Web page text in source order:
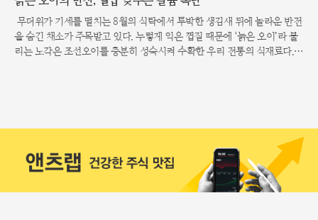
무더위가 기세를 떨치는 8월의 식탁에서 투박한 생김새 뒤에 놀라운 반전
을 숨긴 채소가 주목받고 있다. 누렇게 익은 껍질 때문에 ‘늙은 오이’라 불
리는 노각은 조선오이를 충분히 성숙시켜 수확한 우리 전통의 식재료다.